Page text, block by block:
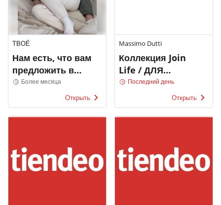
ТВОЁ
Нам есть, что вам
предложить в
ТВОЁ
Более месяца
Открыть
Massimo Dutti
Коллекция Join
Life / ДЛЯ
МУЖЧИН
Последний день
Открыть